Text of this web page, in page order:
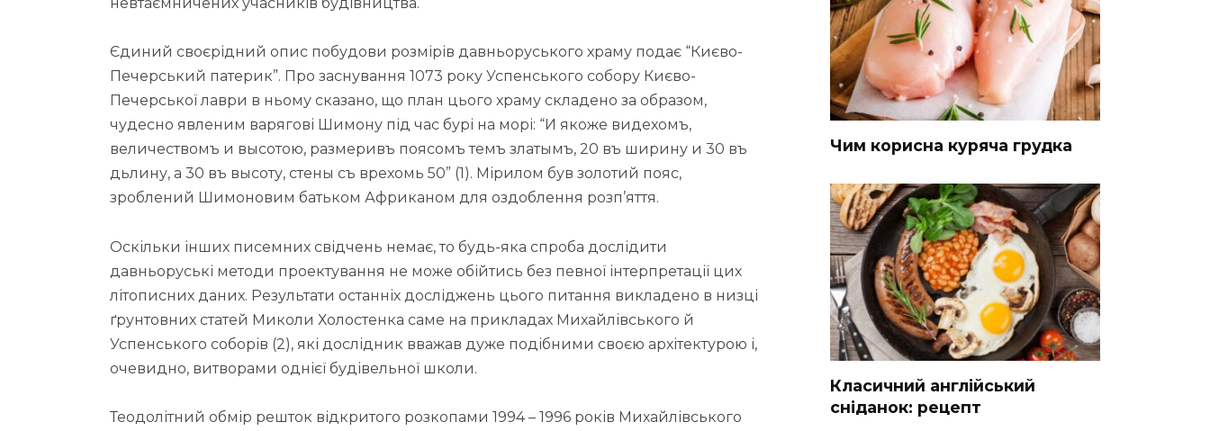
Єдиний своєрідний опис побудови розмірів давньоруського храму подає “Києво-
Печерський патерик”. Про заснування 1073 року Успенського собору Києво-
Печерської лаври в ньому сказано, що план цього храму складено за образом,
чудесно явленим варягові Шимону під час бурі на морі: “И якоже видехомъ,
величествомъ и высотою, размеривъ поясомъ темъ златымъ, 20 въ ширину и 30 въ
дьлину, а 30 въ высоту, стены съ врехомь 50” (1). Мірилом був золотий пояс,
зроблений Шимоновим батьком Африканом для оздоблення розп’яття.
Оскільки інших писемних свідчень немає, то будь-яка спроба дослідити
давньоруські методи проектування не може обійтись без певної інтерпретації цих
літописних даних. Результати останніх досліджень цього питання викладено в низці
ґрунтовних статей Миколи Холостенка саме на прикладах Михайлівського й
Успенського соборів (2), які дослідник вважав дуже подібними своєю архітектурою і,
очевидно, витворами однієї будівельної школи.
Теодолітний обмір решток відкритого розкопами 1994 – 1996 років Михайлівського
Чим корисна куряча грудка
Класичний англійський
сніданок: рецепт